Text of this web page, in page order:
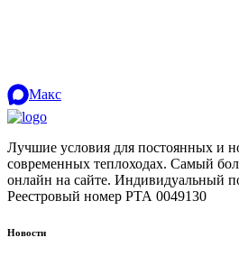
Макс
Лучшие условия для постоянных и
современных теплоходах. Самый
онлайн на сайте. Индивидуальный
Реестровый номер РТА 0049130
Новости